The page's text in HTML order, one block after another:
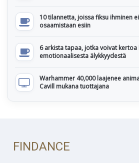
10 tilannetta, joissa fiksu ihminen
osaamistaan esiin
6 arkista tapaa, jotka voivat kertoa
emotionaalisesta älykkyydestä
Warhammer 40,000 laajenee
Cavill mukana tuottajana
FINDANCE